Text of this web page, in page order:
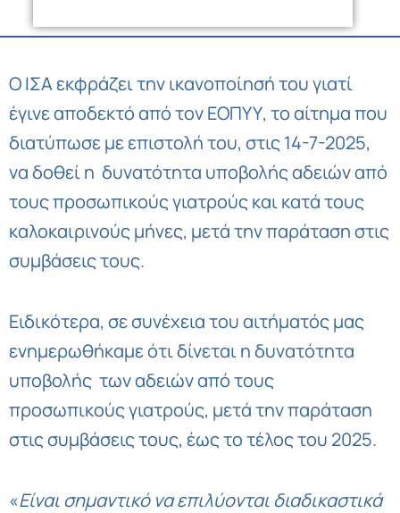
Ο ΙΣΑ εκφράζει την ικανοποίησή του γιατί
έγινε αποδεκτό από τον ΕΟΠΥΥ, το αίτημα που
διατύπωσε με επιστολή του, στις 14-7-2025,
να δοθεί η δυνατότητα υποβολής αδειών από
τους προσωπικούς γιατρούς και κατά τους
καλοκαιρινούς μήνες, μετά την παράταση στις
συμβάσεις τους.
Ειδικότερα, σε συνέχεια του αιτήματός μας
ενημερωθήκαμε ότι δίνεται η δυνατότητα
υποβολής των αδειών από τους
προσωπικούς γιατρούς, μετά την παράταση
στις συμβάσεις τους, έως το τέλος του 2025.
«Είναι σημαντικό να επιλύονται διαδικαστικά